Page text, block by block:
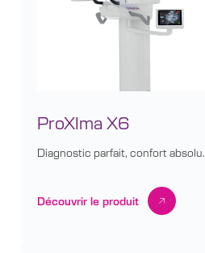
ProXIma X6
Diagnostic parfait, confort absolu.
Découvrir le produit